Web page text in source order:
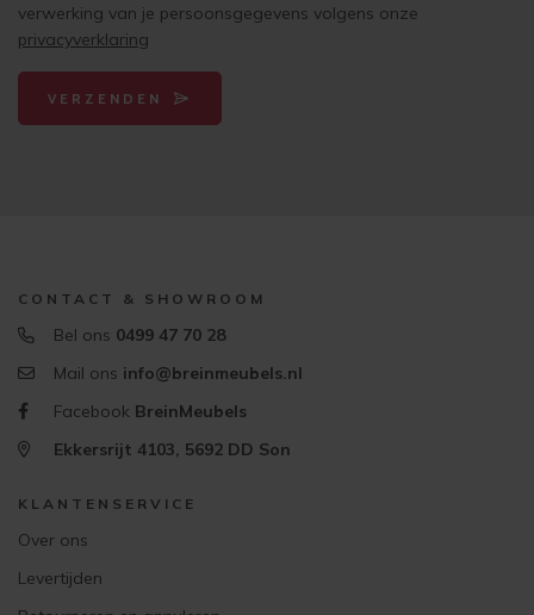
verwerking van je persoonsgegevens volgens onze
privacyverklaring
VERZENDEN
CONTACT & SHOWROOM
Bel ons 0499 47 70 28
Mail ons info@breinmeubels.nl
Facebook BreinMeubels
Ekkersrijt 4103, 5692 DD Son
KLANTENSERVICE
Over ons
Levertijden